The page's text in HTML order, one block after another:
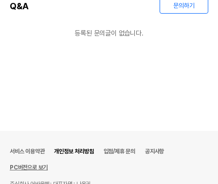
Q&A 문의하기
등록된 문의글이 없습니다.
서비스 이용약관 개인정보 처리방침 입점/제휴 문의 공지사항
PC버전으로 보기